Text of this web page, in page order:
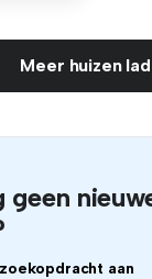
Meer huizen
geen
aan